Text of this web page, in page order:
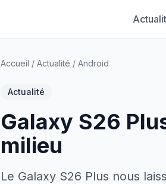
Accueil / Actualité / Android
Actualité
Galaxy S26
milieu
Le Galaxy S26 Plus nous